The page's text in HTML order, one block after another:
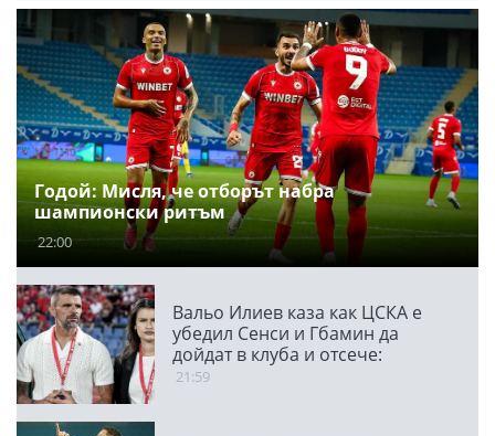
Годой: Мисля, че отборът набра
шампионски ритъм
22:00
Вальо Илиев каза как ЦСКА е
убедил Сенси и Гбамин да
дойдат в клуба и отсече:
Направихме изключителен
21:59